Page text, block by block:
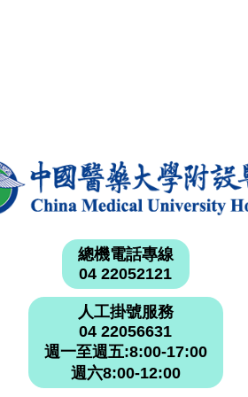
總機電話專線
04 22052121
人工掛號服務
04 22056631
週一至週五:8:00-17:00
週六8:00-12:00